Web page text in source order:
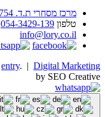
מרכז מסחרי ת.ד. 754, אלקנה (משרדים בלבד)
טלפון 054-3429-139
info@lory.co.il
entry. | Digital Marketing
by SEO Creative